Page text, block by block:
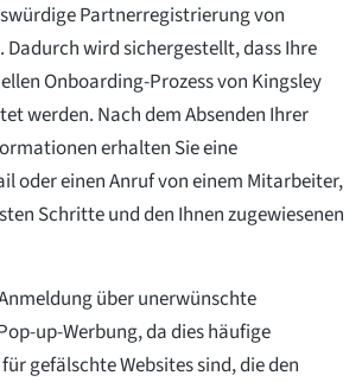
Partnerregistrierung von
wird sichergestellt, dass Ihre
Onboarding-Prozess von Kingsley
werden. Nach dem Absenden Ihrer
erhalten Sie eine
oder einen Anruf von einem Mitarbeiter,
Schritte und den Ihnen zugewiesenen
über unerwünschte
up-Werbung, da dies häufige
gefälschte Websites sind, die den